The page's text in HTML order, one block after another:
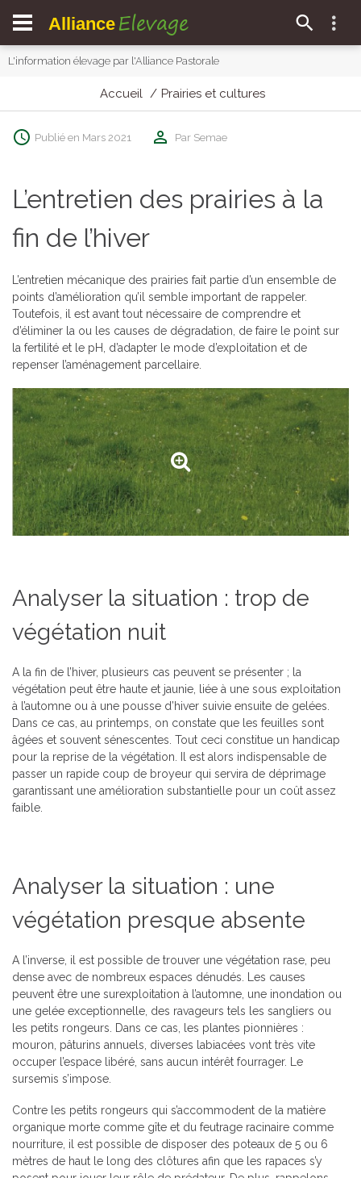
Alliance Elevage
L'information élevage par l'Alliance Pastorale
Accueil Prairies et cultures
Publié en Mars 2021 Par Semae
L’entretien des prairies à la
fin de l’hiver
L’entretien mécanique des prairies fait partie d’un ensemble de
points d’amélioration qu’il semble important de rappeler.
Toutefois, il est avant tout nécessaire de comprendre et
d’éliminer la ou les causes de dégradation, de faire le point sur
la fertilité et le pH, d’adapter le mode d’exploitation et de
repenser l’aménagement parcellaire.
Analyser la situation : trop de
végétation nuit
A la fin de l’hiver, plusieurs cas peuvent se présenter ; la
végétation peut être haute et jaunie, liée à une sous exploitation
à l’automne ou à une pousse d’hiver suivie ensuite de gelées.
Dans ce cas, au printemps, on constate que les feuilles sont
âgées et souvent sénescentes. Tout ceci constitue un handicap
pour la reprise de la végétation. Il est alors indispensable de
passer un rapide coup de broyeur qui servira de déprimage
garantissant une amélioration substantielle pour un coût assez
faible.
Analyser la situation : une
végétation presque absente
A l’inverse, il est possible de trouver une végétation rase, peu
dense avec de nombreux espaces dénudés. Les causes
peuvent être une surexploitation à l’automne, une inondation ou
une gelée exceptionnelle, des ravageurs tels les sangliers ou
les petits rongeurs. Dans ce cas, les plantes pionnières :
mouron, pâturins annuels, diverses labiacées vont très vite
occuper l’espace libéré, sans aucun intérêt fourrager. Le
sursemis s’impose.
Contre les petits rongeurs qui s’accommodent de la matière
organique morte comme gîte et du feutrage racinaire comme
nourriture, il est possible de disposer des poteaux de 5 ou 6
mètres de haut le long des clôtures afin que les rapaces s’y